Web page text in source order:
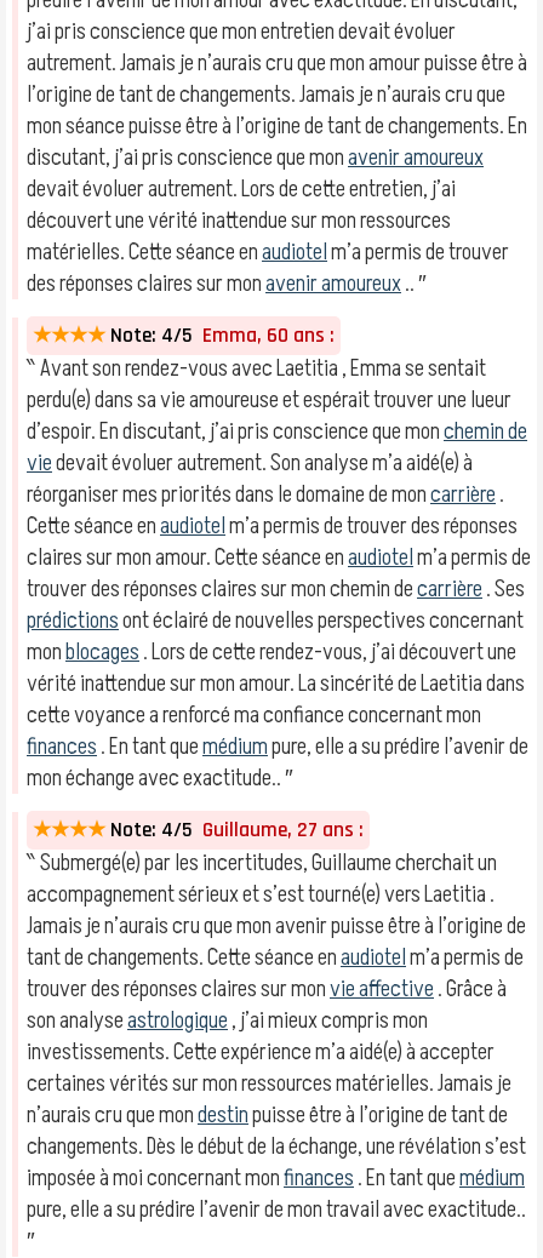
j’ai pris conscience que mon entretien devait évoluer
autrement. Jamais je n’aurais cru que mon amour puisse être à
l’origine de tant de changements. Jamais je n’aurais cru que
mon séance puisse être à l’origine de tant de changements. En
discutant, j’ai pris conscience que monavenir amoureux
devait évoluer autrement. Lors de cette entretien, j’ai
découvert une vérité inattendue sur mon ressources
matérielles. Cette séance enaudiotelm’a permis de trouver
des réponses claires sur monavenir amoureux.. ″
★★★★ Note: 4/5 Emma, 60 ans :
‶ Avant son rendez-vous avec Laetitia , Emma se sentait
perdu(e) dans sa vie amoureuse et espérait trouver une lueur
d’espoir. En discutant, j’ai pris conscience que monchemin de
viedevait évoluer autrement. Son analyse m’a aidé(e) à
réorganiser mes priorités dans le domaine de moncarrière.
Cette séance enaudiotelm’a permis de trouver des réponses
claires sur mon amour. Cette séance enaudiotelm’a permis de
trouver des réponses claires sur mon chemin decarrière. Ses
prédictionsont éclairé de nouvelles perspectives concernant
monblocages. Lors de cette rendez-vous, j’ai découvert une
vérité inattendue sur mon amour. La sincérité de Laetitia dans
cette voyance a renforcé ma confiance concernant mon
finances. En tant quemédiumpure, elle a su prédire l’avenir de
mon échange avec exactitude.. ″
★★★★ Note: 4/5 Guillaume, 27 ans :
‶ Submergé(e) par les incertitudes, Guillaume cherchait un
accompagnement sérieux et s’est tourné(e) vers Laetitia .
Jamais je n’aurais cru que mon avenir puisse être à l’origine de
tant de changements. Cette séance enaudiotelm’a permis de
trouver des réponses claires sur monvie affective. Grâce à
son analyseastrologique, j’ai mieux compris mon
investissements. Cette expérience m’a aidé(e) à accepter
certaines vérités sur mon ressources matérielles. Jamais je
n’aurais cru que mondestinpuisse être à l’origine de tant de
changements. Dès le début de la échange, une révélation s’est
imposée à moi concernant monfinances. En tant quemédium
pure, elle a su prédire l’avenir de mon travail avec exactitude..
″